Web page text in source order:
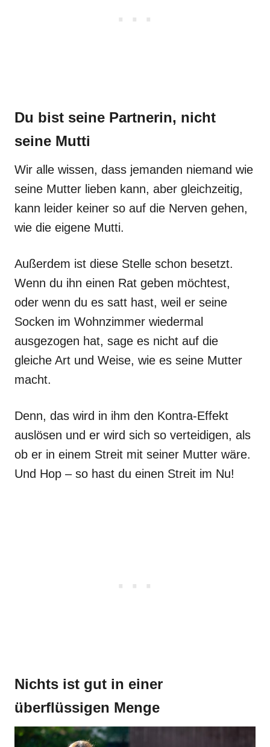
Du bist seine Partnerin, nicht
seine Mutti
Wir alle wissen, dass jemanden niemand wie
seine Mutter lieben kann, aber gleichzeitig,
kann leider keiner so auf die Nerven gehen,
wie die eigene Mutti.
Außerdem ist diese Stelle schon besetzt.
Wenn du ihn einen Rat geben möchtest,
oder wenn du es satt hast, weil er seine
Socken im Wohnzimmer wiedermal
ausgezogen hat, sage es nicht auf die
gleiche Art und Weise, wie es seine Mutter
macht.
Denn, das wird in ihm den Kontra-Effekt
auslösen und er wird sich so verteidigen, als
ob er in einem Streit mit seiner Mutter wäre.
Und Hop – so hast du einen Streit im Nu!
Nichts ist gut in einer
überflüssigen Menge